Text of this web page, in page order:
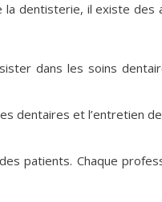
dentisterie, il existe
dans les soins
dentaires et l’entretien
patients. Chaque